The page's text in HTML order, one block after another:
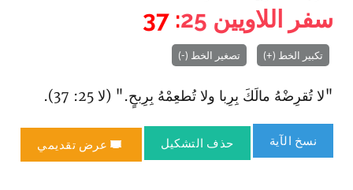
سفر اللاويين 25
: 37
تكبير الخط (+) تصغير الخط (-)
"لا تُقرِضْهُ مالَكَ بِرِبا ولا تُطعِمْهُ بِرِبحٍ‌." (لا 25: 37).
نسخ الآية حذف التشكيل عرض تقديمي